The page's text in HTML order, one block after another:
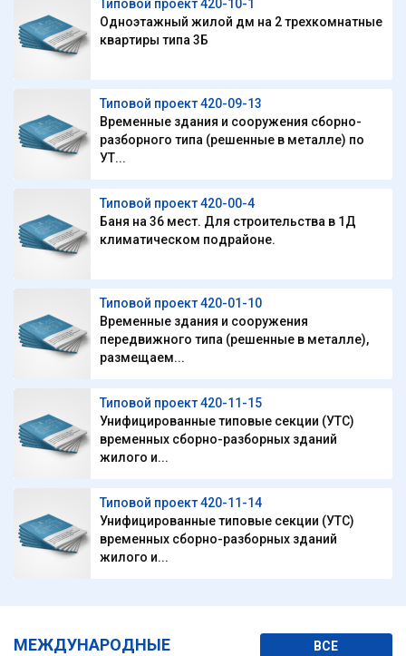
Типовой проект 420-10-1
Одноэтажный жилой дм на 2 трехкомнатные
квартиры типа 3Б
Типовой проект 420-09-13
Временные здания и сооружения сборно-
разборного типа (решенные в металле) по
УТ...
Типовой проект 420-00-4
Баня на 36 мест. Для строительства в 1Д
климатическом подрайоне.
Типовой проект 420-01-10
Временные здания и сооружения
передвижного типа (решенные в металле),
размещаем...
Типовой проект 420-11-15
Унифицированные типовые секции (УТС)
временных сборно-разборных зданий
жилого и...
Типовой проект 420-11-14
Унифицированные типовые секции (УТС)
временных сборно-разборных зданий
жилого и...
МЕЖДУНАРОДНЫЕ
ВСЕ